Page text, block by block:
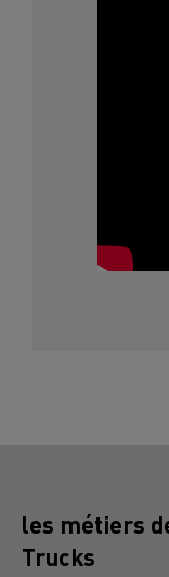
les métiers
Trucks